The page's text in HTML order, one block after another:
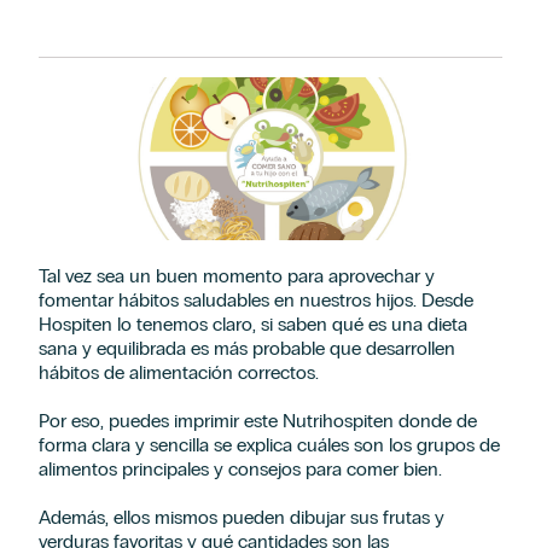
Tal vez sea un buen momento para aprovechar y
fomentar hábitos saludables en nuestros hijos. Desde
Hospiten lo tenemos claro, si saben qué es una dieta
sana y equilibrada es más probable que desarrollen
hábitos de alimentación correctos.
Por eso, puedes imprimir este Nutrihospiten donde de
forma clara y sencilla se explica cuáles son los grupos de
alimentos principales y consejos para comer bien.
Además, ellos mismos pueden dibujar sus frutas y
verduras favoritas y qué cantidades son las